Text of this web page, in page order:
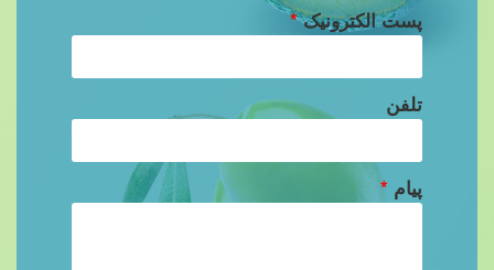
پست الکترونیک*
تلفن
پیام *